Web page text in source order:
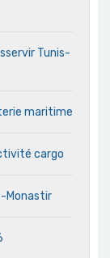
Tunis-
maritime
cargo
Monastir